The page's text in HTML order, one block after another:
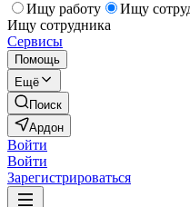
Ищу работу
Ищу
Ищу сотрудника
Сервисы
Помощь
Ещё
Поиск
Ардон
Войти
Войти
Зарегистрироваться